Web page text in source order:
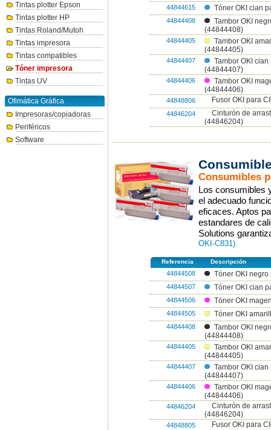
Tintas plotter Epson
Tintas plotter HP
Tintas Roland/Mutoh
Tintas impresora
Tintas compatibles
Tóner impresora
Tintas UV
Ofimática Gráfica
Impresoras/copiadoras
Periféricos
Software
44844615 Tóner OKI cian
44844408
Tambor OKI
(44844408)
44844405
Tambor OKI
(44844405)
44844407
Tambor OKI
(44844407)
44844406
Tambor OKI
(44844406)
44848806 Fusor OKI para
44846204
Cinturón de
(44846204)
Consumibles
Los consumibles
el adecuado
eficaces. Aptos
estandares de
Solutions
OKI-C831).
Referencia Descripción
44844508 Tóner OKI
44844507 Tóner OKI cian
44844506 Tóner OKI
44844505 Tóner OKI
44844408
Tambor OKI
(44844408)
44844405
Tambor OKI
(44844405)
44844407
Tambor OKI
(44844407)
44844406
Tambor OKI
(44844406)
44846204
Cinturón de
(44846204)
44848805 Fusor OKI para